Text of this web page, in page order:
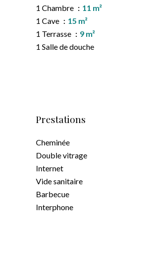
1 Chambre
11 m²
1 Cave
15 m²
1 Terrasse
9 m²
1 Salle de douche
Prestations
Cheminée
Double vitrage
Internet
Vide sanitaire
Barbecue
Interphone